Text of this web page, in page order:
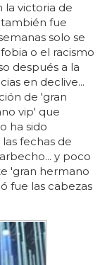
la victoria de
también fue
solo se
o el racismo
después a la
en declive...
de 'gran
vip' que
ha sido
fechas de
y poco
'gran hermano
fue las cabezas